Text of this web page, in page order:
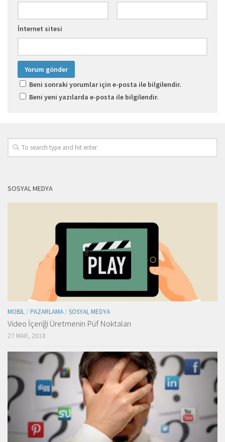
İnternet sitesi
Beni sonraki yorumlar için e-posta ile bilgilendir.
Beni yeni yazılarda e-posta ile bilgilendir.
SOSYAL MEDYA
MOBIL / PAZARLAMA / SOSYAL MEDYA
Video İçeriği Üretmenin Püf Noktaları
27 MAR, 2018